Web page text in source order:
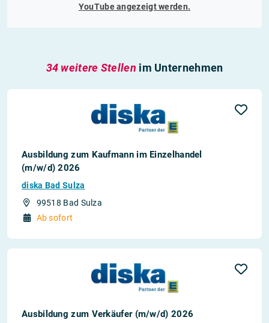
YouTubeangezeigt werden.
34 weitere Stellen im Unternehmen
Ausbildung zum Kaufmann im Einzelhandel
(m/w/d) 2026
diska Bad Sulza
99518 Bad Sulza
Ab sofort
Ausbildung zum Verkäufer (m/w/d) 2026